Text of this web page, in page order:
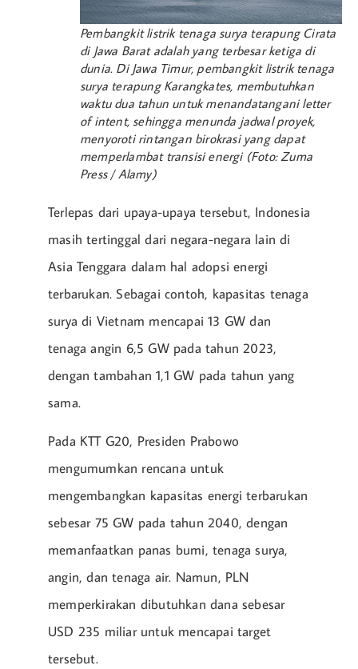
Pembangkit listrik tenaga surya terapung Cirata
di Jawa Barat adalah yang terbesar ketiga di
dunia. Di Jawa Timur, pembangkit listrik tenaga
surya terapung Karangkates, membutuhkan
waktu dua tahun untuk menandatangani letter
of intent, sehingga menunda jadwal proyek,
menyoroti rintangan birokrasi yang dapat
memperlambat transisi energi (Foto: Zuma
Press / Alamy)
Terlepas dari upaya-upaya tersebut, Indonesia
masih tertinggal dari negara-negara lain di
Asia Tenggara dalam hal adopsi energi
terbarukan. Sebagai contoh, kapasitas tenaga
surya di Vietnam mencapai 13 GW dan
tenaga angin 6,5 GW pada tahun 2023,
dengan tambahan 1,1 GW pada tahun yang
sama.
Pada KTT G20, Presiden Prabowo
mengumumkan rencana untuk
mengembangkan kapasitas energi terbarukan
sebesar 75 GW pada tahun 2040, dengan
memanfaatkan panas bumi, tenaga surya,
angin, dan tenaga air. Namun, PLN
memperkirakan dibutuhkan dana sebesar
USD 235 miliar untuk mencapai target
tersebut.